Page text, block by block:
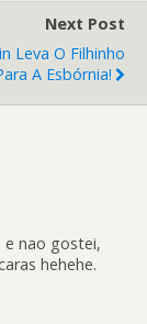
Next Post
Leva O Filhinho
A Esbórnia!
e nao gostei,
hehehe.